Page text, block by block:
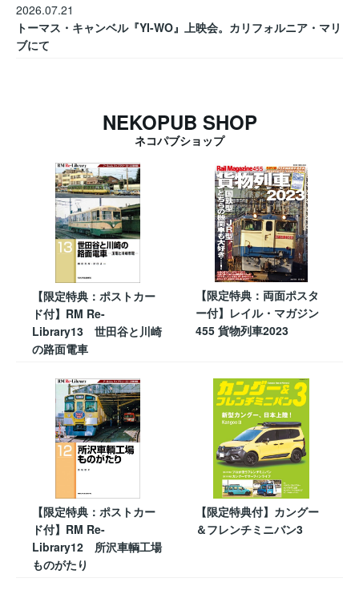
2026.07.21
トーマス・キャンベル『YI-WO』上映会。カリフォルニア・マリ
ブにて
NEKOPUB SHOP
ネコパブショップ
【限定特典：ポストカー
ド付】RM Re-
Library13 世田谷と川崎
の路面電車
【限定特典：両面ポスタ
ー付】レイル・マガジン
455 貨物列車2023
【限定特典：ポストカー
ド付】RM Re-
Library12 所沢車輌工場
ものがたり
【限定特典付】カングー
＆フレンチミニバン3